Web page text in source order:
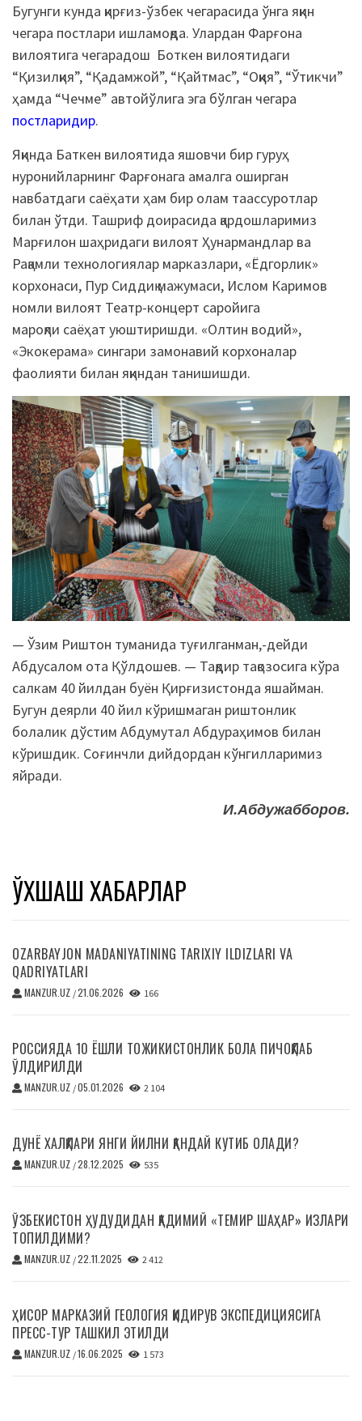
Бугунги кунда қирғиз-ўзбек чегарасида ўнга яқин
чегара постлари ишламоқда. Улардан Фарғона
вилоятига чегарадош Боткен вилоятидаги
“Қизилқия”, “Қадамжой”, “Қайтмас”, “Оққия”, “Ўтикчи”
ҳамда “Чечме” автойўлига эга бўлган чегара
постларидир.
Яқинда Баткен вилоятида яшовчи бир гуруҳ
нуронийларнинг Фарғонага амалга оширган
навбатдаги саёҳати ҳам бир олам таассуротлар
билан ўтди. Ташриф доирасида қардошларимиз
Марғилон шаҳридаги вилоят Ҳунармандлар ва
Рақамли технологиялар марказлари, «Ёдгорлик»
корхонаси, Пур Сиддиқ мажумаси, Ислом Каримов
номли вилоят Театр-концерт саройига
мароқли саёҳат уюштиришди. «Олтин водий»,
«Экокерама» сингари замонавий корхоналар
фаолияти билан яқиндан танишишди.
— Ўзим Риштон туманида туғилганман,-дейди
Абдусалом ота Қўлдошев. — Тақдир тақозосига кўра
салкам 40 йилдан буён Қирғизистонда яшайман.
Бугун деярли 40 йил кўришмаган риштонлик
болалик дўстим Абдумутал Абдураҳимов билан
кўришдик. Соғинчли дийдордан кўнгилларимиз
яйради.
И.Абдужабборов.
ЎХШАШ ХАБАРЛАР
OZARBAYJON MADANIYATINING TARIXIY ILDIZLARI VA
QADRIYATLARI
MANZUR.UZ /21.06.2026 166
РОССИЯДА 10 ЁШЛИ ТОЖИКИСТОНЛИК БОЛА ПИЧОҚЛАБ
ЎЛДИРИЛДИ
MANZUR.UZ /05.01.2026 2 104
ДУНЁ ХАЛҚЛАРИ ЯНГИ ЙИЛНИ ҚАНДАЙ КУТИБ ОЛАДИ?
MANZUR.UZ /28.12.2025 535
ЎЗБЕКИСТОН ҲУДУДИДАН ҚАДИМИЙ «ТЕМИР ШАҲАР» ИЗЛАРИ
ТОПИЛДИМИ?
MANZUR.UZ /22.11.2025 2 412
ҲИСОР МАРКАЗИЙ ГЕОЛОГИЯ ҚИДИРУВ ЭКСПЕДИЦИЯСИГА
ПРЕСС-ТУР ТАШКИЛ ЭТИЛДИ
MANZUR.UZ /16.06.2025 1 573